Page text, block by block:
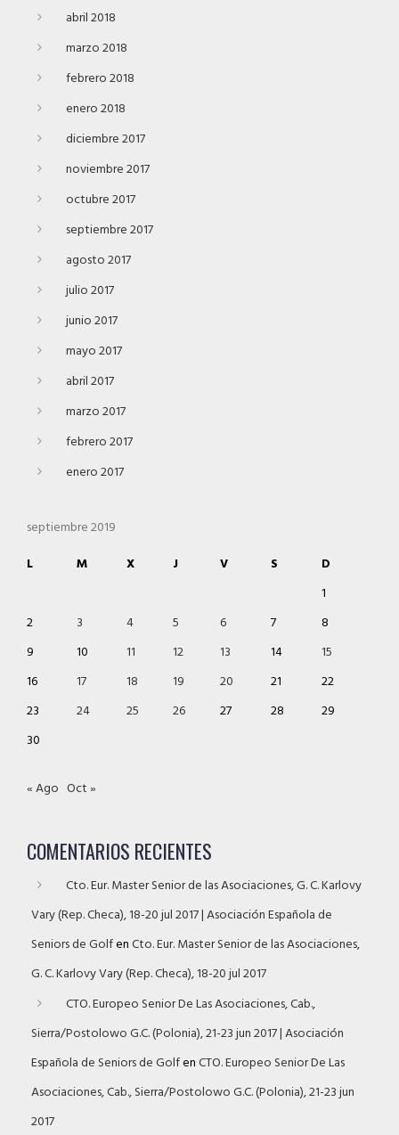
abril 2018
marzo 2018
febrero 2018
enero 2018
diciembre 2017
noviembre 2017
octubre 2017
septiembre 2017
agosto 2017
julio 2017
junio 2017
mayo 2017
abril 2017
marzo 2017
febrero 2017
enero 2017
septiembre 2019
L
M X J V S
D
1
2
3 4 5 6 7
8
9
10 11 12 13 14
15
16
17 18 19 20 21
22
23
24 25 26 27 28
29
30
« Ago Oct »
COMENTARIOS RECIENTES
Cto. Eur. Master Senior de las Asociaciones, G. C. Karlovy
Vary (Rep. Checa), 18-20 jul 2017 | Asociación Española de
Seniors de GolfenCto. Eur. Master Senior de las Asociaciones,
G. C. Karlovy Vary (Rep. Checa), 18-20 jul 2017
CTO. Europeo Senior De Las Asociaciones, Cab.,
Sierra/Postolowo G.C. (Polonia), 21-23 jun 2017 | Asociación
Española de Seniors de GolfenCTO. Europeo Senior De Las
Asociaciones, Cab., Sierra/Postolowo G.C. (Polonia), 21-23 jun
2017